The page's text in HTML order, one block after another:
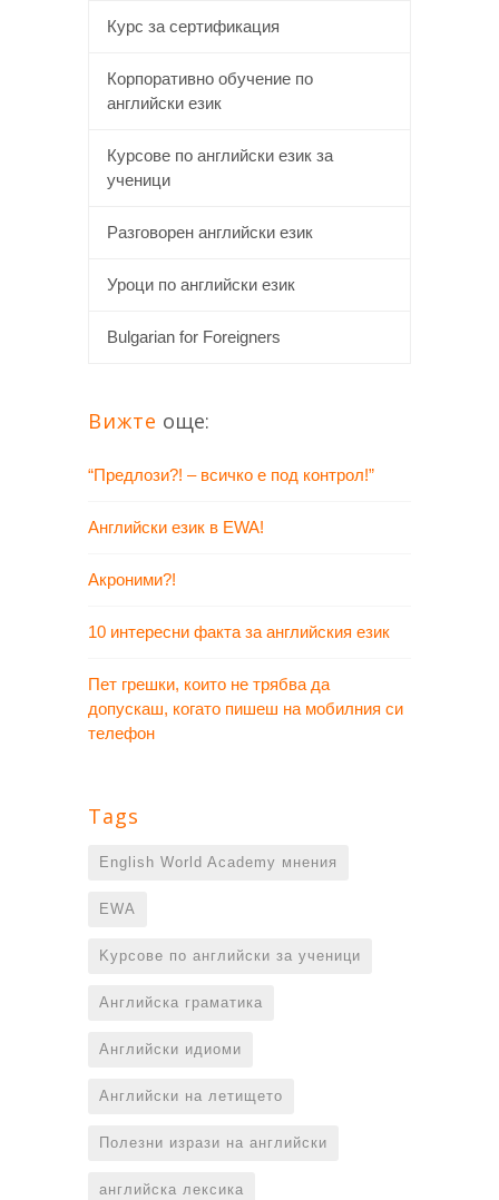
Курс за сертификация
Корпоративно обучение по
английски език
Курсове по английски език за
ученици
Разговорен английски език
Уроци по английски език
Bulgarian for Foreigners
Вижте още:
“Предлози?! – всичко е под контрол!”
Английски език в EWA!
Акроними?!
10 интересни факта за английския език
Пет грешки, които не трябва да
допускаш, когато пишеш на мобилния си
телефон
Tags
English World Academy мнения
EWA
Kурсове по английски за ученици
Английска граматика
Английски идиоми
Английски на летището
Полезни изрази на английски
английска лексика